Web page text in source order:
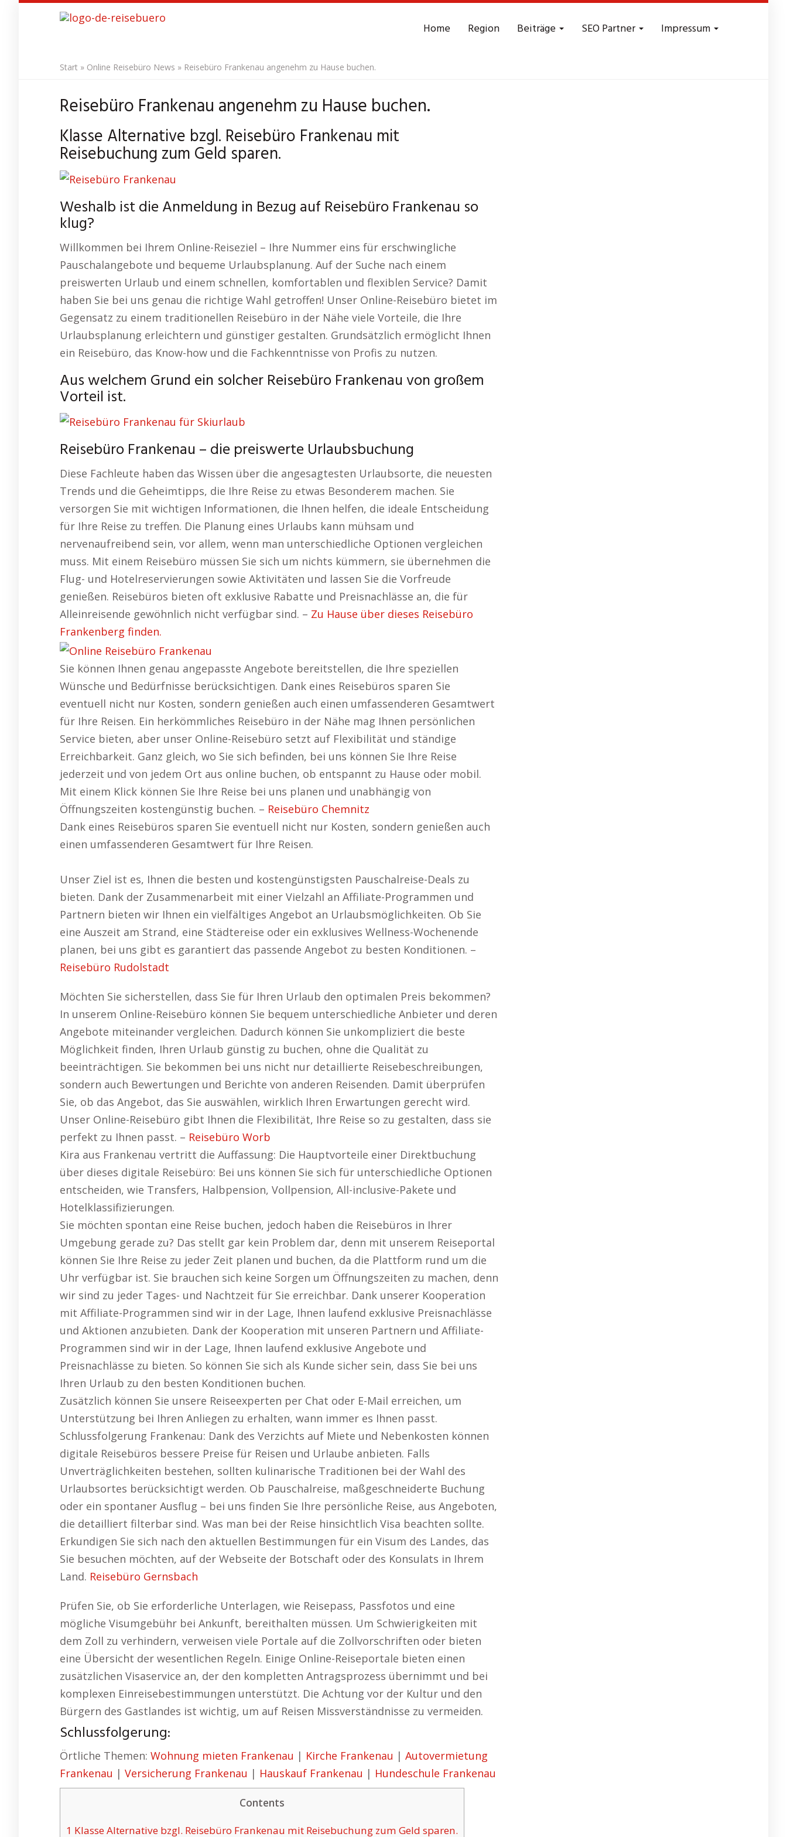
Home Region Beiträge SEO Partner Impressum
Start » Online Reisebüro News » Reisebüro Frankenau angenehm zu Hause buchen.
Reisebüro Frankenau angenehm zu Hause buchen.
Klasse Alternative bzgl. Reisebüro Frankenau mit
Reisebuchung zum Geld sparen.
Weshalb ist die Anmeldung in Bezug auf Reisebüro Frankenau so
klug?
Willkommen bei Ihrem Online-Reiseziel – Ihre Nummer eins für erschwingliche
Pauschalangebote und bequeme Urlaubsplanung. Auf der Suche nach einem
preiswerten Urlaub und einem schnellen, komfortablen und flexiblen Service? Damit
haben Sie bei uns genau die richtige Wahl getroffen! Unser Online-Reisebüro bietet im
Gegensatz zu einem traditionellen Reisebüro in der Nähe viele Vorteile, die Ihre
Urlaubsplanung erleichtern und günstiger gestalten. Grundsätzlich ermöglicht Ihnen
ein Reisebüro, das Know-how und die Fachkenntnisse von Profis zu nutzen.
Aus welchem Grund ein solcher Reisebüro Frankenau von großem
Vorteil ist.
Reisebüro Frankenau – die preiswerte Urlaubsbuchung
Diese Fachleute haben das Wissen über die angesagtesten Urlaubsorte, die neuesten
Trends und die Geheimtipps, die Ihre Reise zu etwas Besonderem machen. Sie
versorgen Sie mit wichtigen Informationen, die Ihnen helfen, die ideale Entscheidung
für Ihre Reise zu treffen. Die Planung eines Urlaubs kann mühsam und
nervenaufreibend sein, vor allem, wenn man unterschiedliche Optionen vergleichen
muss. Mit einem Reisebüro müssen Sie sich um nichts kümmern, sie übernehmen die
Flug- und Hotelreservierungen sowie Aktivitäten und lassen Sie die Vorfreude
genießen. Reisebüros bieten oft exklusive Rabatte und Preisnachlässe an, die für
Alleinreisende gewöhnlich nicht verfügbar sind. – Zu Hause über dieses Reisebüro
Frankenberg finden.
Sie können Ihnen genau angepasste Angebote bereitstellen, die Ihre speziellen
Wünsche und Bedürfnisse berücksichtigen. Dank eines Reisebüros sparen Sie
eventuell nicht nur Kosten, sondern genießen auch einen umfassenderen Gesamtwert
für Ihre Reisen. Ein herkömmliches Reisebüro in der Nähe mag Ihnen persönlichen
Service bieten, aber unser Online-Reisebüro setzt auf Flexibilität und ständige
Erreichbarkeit. Ganz gleich, wo Sie sich befinden, bei uns können Sie Ihre Reise
jederzeit und von jedem Ort aus online buchen, ob entspannt zu Hause oder mobil.
Mit einem Klick können Sie Ihre Reise bei uns planen und unabhängig von
Öffnungszeiten kostengünstig buchen. – Reisebüro Chemnitz
Dank eines Reisebüros sparen Sie eventuell nicht nur Kosten, sondern genießen auch
einen umfassenderen Gesamtwert für Ihre Reisen.
Unser Ziel ist es, Ihnen die besten und kostengünstigsten Pauschalreise-Deals zu
bieten. Dank der Zusammenarbeit mit einer Vielzahl an Affiliate-Programmen und
Partnern bieten wir Ihnen ein vielfältiges Angebot an Urlaubsmöglichkeiten. Ob Sie
eine Auszeit am Strand, eine Städtereise oder ein exklusives Wellness-Wochenende
planen, bei uns gibt es garantiert das passende Angebot zu besten Konditionen. –
Reisebüro Rudolstadt
Möchten Sie sicherstellen, dass Sie für Ihren Urlaub den optimalen Preis bekommen?
In unserem Online-Reisebüro können Sie bequem unterschiedliche Anbieter und deren
Angebote miteinander vergleichen. Dadurch können Sie unkompliziert die beste
Möglichkeit finden, Ihren Urlaub günstig zu buchen, ohne die Qualität zu
beeinträchtigen. Sie bekommen bei uns nicht nur detaillierte Reisebeschreibungen,
sondern auch Bewertungen und Berichte von anderen Reisenden. Damit überprüfen
Sie, ob das Angebot, das Sie auswählen, wirklich Ihren Erwartungen gerecht wird.
Unser Online-Reisebüro gibt Ihnen die Flexibilität, Ihre Reise so zu gestalten, dass sie
perfekt zu Ihnen passt. – Reisebüro Worb
Kira aus Frankenau vertritt die Auffassung: Die Hauptvorteile einer Direktbuchung
über dieses digitale Reisebüro: Bei uns können Sie sich für unterschiedliche Optionen
entscheiden, wie Transfers, Halbpension, Vollpension, All-inclusive-Pakete und
Hotelklassifizierungen.
Sie möchten spontan eine Reise buchen, jedoch haben die Reisebüros in Ihrer
Umgebung gerade zu? Das stellt gar kein Problem dar, denn mit unserem Reiseportal
können Sie Ihre Reise zu jeder Zeit planen und buchen, da die Plattform rund um die
Uhr verfügbar ist. Sie brauchen sich keine Sorgen um Öffnungszeiten zu machen, denn
wir sind zu jeder Tages- und Nachtzeit für Sie erreichbar. Dank unserer Kooperation
mit Affiliate-Programmen sind wir in der Lage, Ihnen laufend exklusive Preisnachlässe
und Aktionen anzubieten. Dank der Kooperation mit unseren Partnern und Affiliate-
Programmen sind wir in der Lage, Ihnen laufend exklusive Angebote und
Preisnachlässe zu bieten. So können Sie sich als Kunde sicher sein, dass Sie bei uns
Ihren Urlaub zu den besten Konditionen buchen.
Zusätzlich können Sie unsere Reiseexperten per Chat oder E-Mail erreichen, um
Unterstützung bei Ihren Anliegen zu erhalten, wann immer es Ihnen passt.
Schlussfolgerung Frankenau: Dank des Verzichts auf Miete und Nebenkosten können
digitale Reisebüros bessere Preise für Reisen und Urlaube anbieten. Falls
Unverträglichkeiten bestehen, sollten kulinarische Traditionen bei der Wahl des
Urlaubsortes berücksichtigt werden. Ob Pauschalreise, maßgeschneiderte Buchung
oder ein spontaner Ausflug – bei uns finden Sie Ihre persönliche Reise, aus Angeboten,
die detailliert filterbar sind. Was man bei der Reise hinsichtlich Visa beachten sollte.
Erkundigen Sie sich nach den aktuellen Bestimmungen für ein Visum des Landes, das
Sie besuchen möchten, auf der Webseite der Botschaft oder des Konsulats in Ihrem
Land. Reisebüro Gernsbach
Prüfen Sie, ob Sie erforderliche Unterlagen, wie Reisepass, Passfotos und eine
mögliche Visumgebühr bei Ankunft, bereithalten müssen. Um Schwierigkeiten mit
dem Zoll zu verhindern, verweisen viele Portale auf die Zollvorschriften oder bieten
eine Übersicht der wesentlichen Regeln. Einige Online-Reiseportale bieten einen
zusätzlichen Visaservice an, der den kompletten Antragsprozess übernimmt und bei
komplexen Einreisebestimmungen unterstützt. Die Achtung vor der Kultur und den
Bürgern des Gastlandes ist wichtig, um auf Reisen Missverständnisse zu vermeiden.
Schlussfolgerung:
Örtliche Themen: Wohnung mieten Frankenau | Kirche Frankenau | Autovermietung
Frankenau | Versicherung Frankenau | Hauskauf Frankenau | Hundeschule Frankenau
Contents
1 Klasse Alternative bzgl. Reisebüro Frankenau mit Reisebuchung zum Geld sparen.